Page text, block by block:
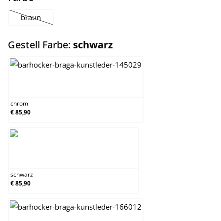
braun
(Diese Option ist zurzeit nicht verfügbar.)
Gestell Farbe: schwarzauswählen
chrom
€ 85,90
schwarz
€ 85,90